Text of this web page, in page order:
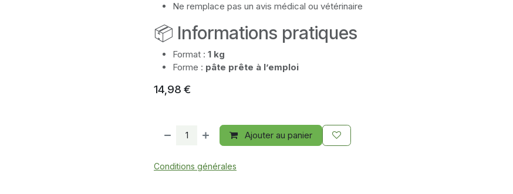
Ne remplace pas un avis médical ou vétérinaire
📦 Informations pratiques
Format : 1 kg
Forme : pâte prête à l’emploi
14,98 €
Ajouter au panier
Conditions générales